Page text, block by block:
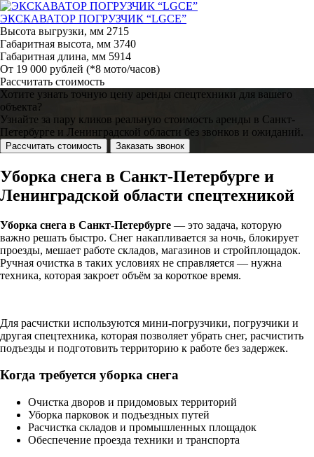
ЭКСКАВАТОР ПОГРУЗЧИК “LGCE”
Высота выгрузки, мм 2715
Габаритная высота, мм 3740
Габаритная длина, мм 5914
От 19 000 рублей (*8 мото/часов)
Рассчитать стоимость
Хотите узнать точную цену аренды спецтехники для вашего
объекта?
Узнайте за пару кликов реальную стоимость аренды в Санкт-
Петербурге и Ленинградской области без звонков и ожиданий.
Рассчитать стоимость Заказать звонок
Уборка снега в Санкт-Петербурге и
Ленинградской области спецтехникой
Уборка снега в Санкт-Петербурге — это задача, которую
важно решать быстро. Снег накапливается за ночь, блокирует
проезды, мешает работе складов, магазинов и стройплощадок.
Ручная очистка в таких условиях не справляется — нужна
техника, которая закроет объём за короткое время.
Для расчистки используются мини-погрузчики, погрузчики и
другая спецтехника, которая позволяет убрать снег, расчистить
подъезды и подготовить территорию к работе без задержек.
Когда требуется уборка снега
Очистка дворов и придомовых территорий
Уборка парковок и подъездных путей
Расчистка складов и промышленных площадок
Обеспечение проезда техники и транспорта